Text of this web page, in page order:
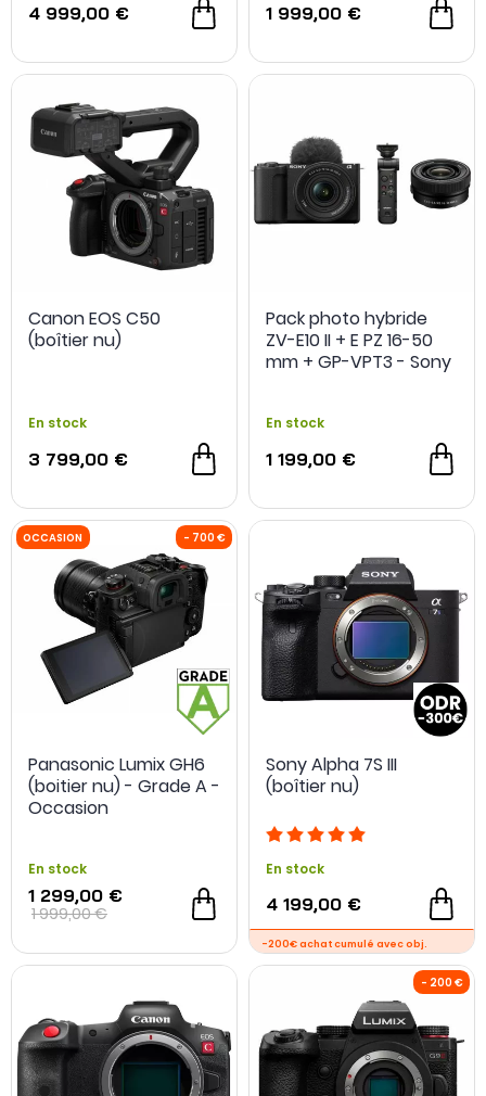
NOUVEAU
4 999,00 € 1 999,00 €
Canon EOS C50
(boîtier nu)
En stock
3 799,00 €
Pack photo hybride
ZV-E10 II + E PZ 16-50
mm + GP-VPT3 - Sony
En stock
1 199,00 €
Panasonic Lumix GH6
(boitier nu) - Grade A -
Occasion
En stock
1 299,00 €
1 999,00 €
Sony Alpha 7S III
(boîtier nu)
En stock
4 199,00 €